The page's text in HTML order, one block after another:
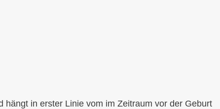
hängt in erster Linie vom im Zeitraum vor der Geburt